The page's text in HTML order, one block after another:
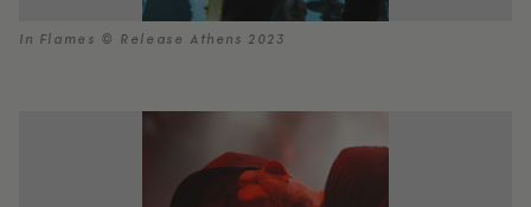
In Flames © Release Athens 2023